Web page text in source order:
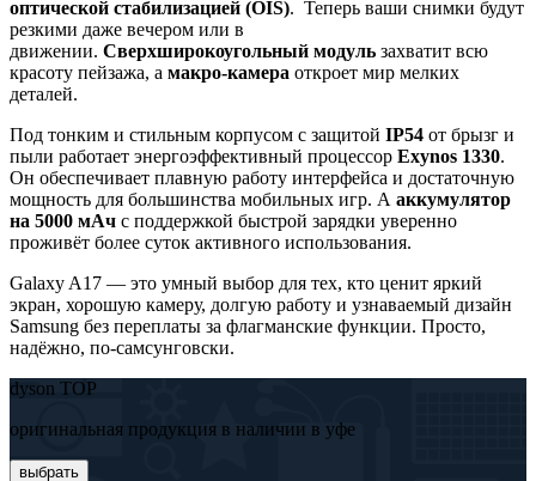
оптической стабилизацией (OIS). Теперь ваши снимки будут
резкими даже вечером или в
движении. Сверхширокоугольный модуль захватит всю
красоту пейзажа, а макро-камера откроет мир мелких
деталей.
Под тонким и стильным корпусом с защитой IP54 от брызг и
пыли работает энергоэффективный процессор Exynos 1330.
Он обеспечивает плавную работу интерфейса и достаточную
мощность для большинства мобильных игр. А аккумулятор
на 5000 мАч с поддержкой быстрой зарядки уверенно
проживёт более суток активного использования.
Galaxy A17 — это умный выбор для тех, кто ценит яркий
экран, хорошую камеру, долгую работу и узнаваемый дизайн
Samsung без переплаты за флагманские функции. Просто,
надёжно, по-самсунговски.
dyson TOP
оригинальная продукция в наличии в уфе
выбрать